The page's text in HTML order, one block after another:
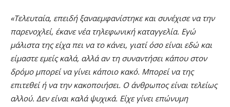
«Τελευταία, επειδή ξαναεμφανίστηκε και συνέχισε να την
παρενοχλεί, έκανε νέα τηλεφωνική καταγγελία. Εγώ
μάλιστα της είχα πει να το κάνει, γιατί όσο είναι εδώ και
είμαστε εμείς καλά, αλλά αν τη συναντήσει κάπου στον
δρόμο μπορεί να γίνει κάποιο κακό. Μπορεί να της
επιτεθεί ή να την κακοποιήσει. Ο άνθρωπος είναι τελείως
αλλού. Δεν είναι καλά ψυχικά. Είχε γίνει επώνυμη